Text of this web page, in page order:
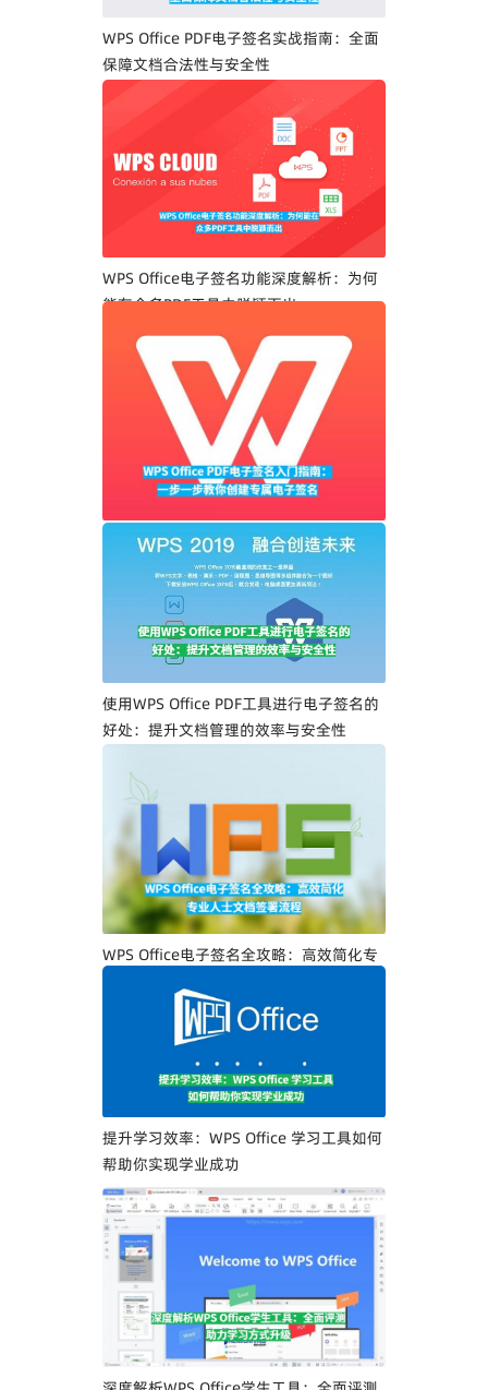
WPS Office PDF电子签名实战指南：全面
保障文档合法性与安全性
WPS Office电子签名功能深度解析：为何
能在众多PDF工具中脱颖而出
WPS Office PDF电子签名入门指南：一步
一步教你创建专属电子签名
使用WPS Office PDF工具进行电子签名的
好处：提升文档管理的效率与安全性
WPS Office电子签名全攻略：高效简化专
提升学习效率：WPS Office 学习工具如何
帮助你实现学业成功